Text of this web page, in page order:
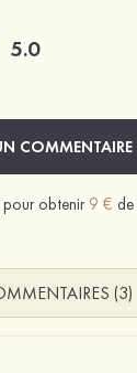
5.0
COMMENTAIRE
obtenir 9 €
(3)